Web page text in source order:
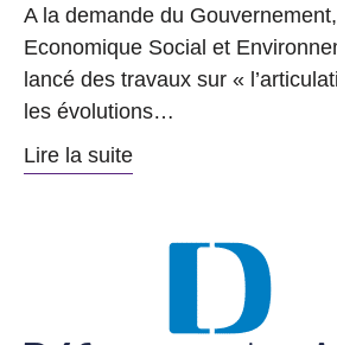
A la demande du
Economique Social et
lancé des travaux sur «
les évolutions…
Lire la suite